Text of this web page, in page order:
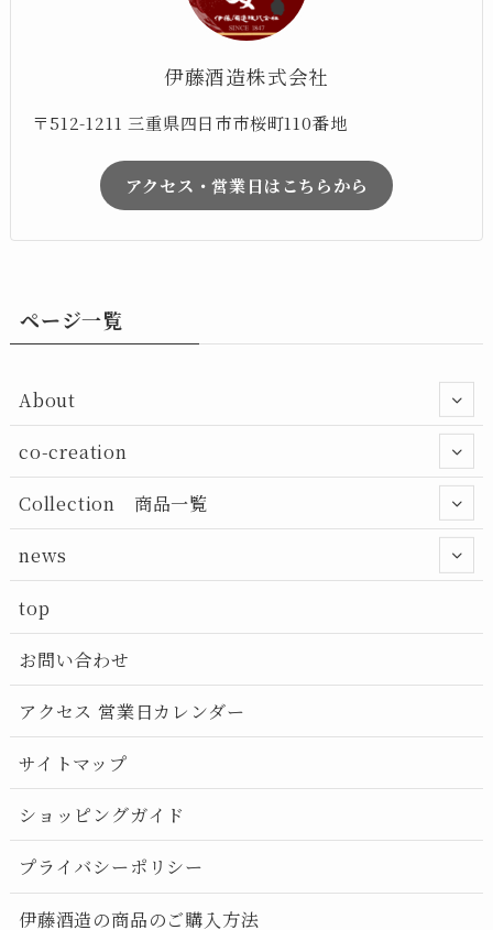
伊藤酒造株式会社
〒512-1211 三重県四日市市桜町110番地
アクセス・営業日はこちらから
ページ一覧
About
co-creation
Collection 商品一覧
news
top
お問い合わせ
アクセス 営業日カレンダー
サイトマップ
ショッピングガイド
プライバシーポリシー
伊藤酒造の商品のご購入方法